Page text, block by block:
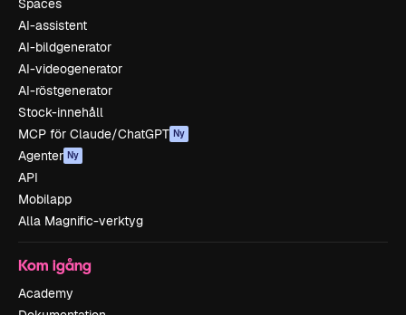
Spaces
AI-assistent
AI-bildgenerator
AI-videogenerator
AI-röstgenerator
Stock-innehåll
MCP för Claude/ChatGPT Ny
Agenter Ny
API
Mobilapp
Alla Magnific-verktyg
Kom igång
Academy